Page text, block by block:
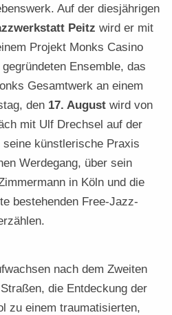
Auf der diesjährigen
Peitz wird er mit
Projekt Monks Casino
Ensemble, das
Gesamtwerk an einem
den 17. August wird von
mit Ulf Drechsel auf der
künstlerische Praxis
Werdegang, über sein
in Köln und die
bestehenden Free-Jazz-
nach dem Zweiten
die Entdeckung der
zu einem traumatisierten,